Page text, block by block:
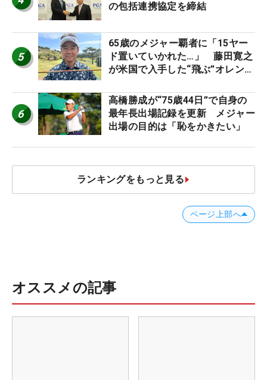
の包括連携協定を締結
5
65歳のメジャー覇者に「15ヤー
ド置いていかれた…」 藤田寛之
が米国で入手した“飛ぶ”オレンジ
6
高橋勝成が“75歳44日”で自身の
最年長出場記録を更新 メジャー
出場の目的は「恥をかきたい」
ランキングをもっと見る
ページ上部へ
オススメの記事